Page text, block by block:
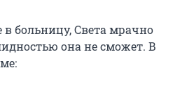
больницу, Света мрачно
она не сможет. В